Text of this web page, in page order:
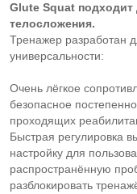
Glute Squat подходит
телосложения.
Тренажер разработан
универсальности:
Очень лёгкое
безопасное
проходящих
Быстрая регулировка
настройку для
распространённую
разблокировать